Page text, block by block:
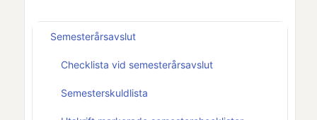
Semesterårsavslut
Checklista vid semesterårsavslut
Semesterskuldlista